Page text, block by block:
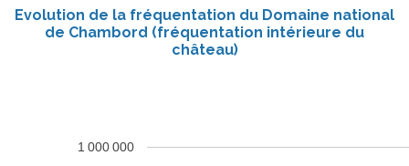
Evolution de la fréquentation du Domaine national
de Chambord (fréquentation intérieure du
château)
1 000 000